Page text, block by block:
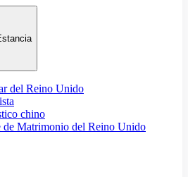
del Reino Unido
chino
de Matrimonio del Reino Unido